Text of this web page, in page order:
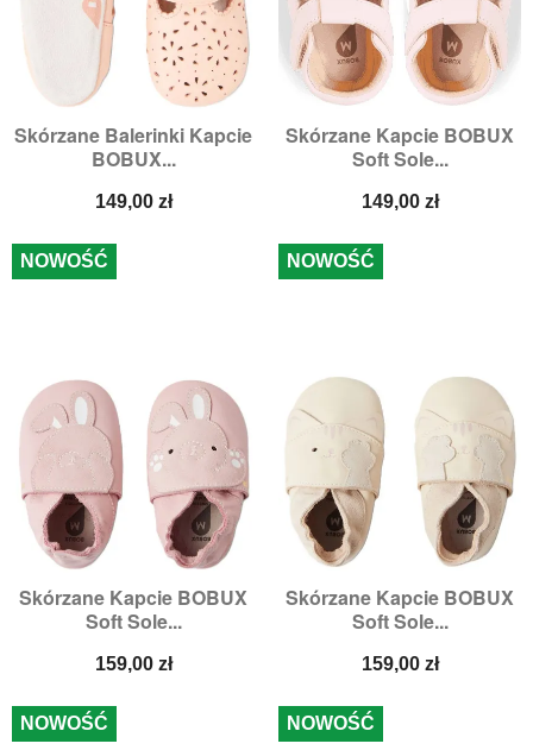
Skórzane Balerinki Kapcie
BOBUX...
Cena
149,00 zł
Skórzane Kapcie BOBUX
Soft Sole...
Cena
149,00 zł
Skórzane Kapcie BOBUX
Soft Sole...
Cena
159,00 zł
NOWOŚĆ
Skórzane Kapcie BOBUX
Soft Sole...
Cena
159,00 zł
NOWOŚĆ
NOWOŚĆ NOWOŚĆ